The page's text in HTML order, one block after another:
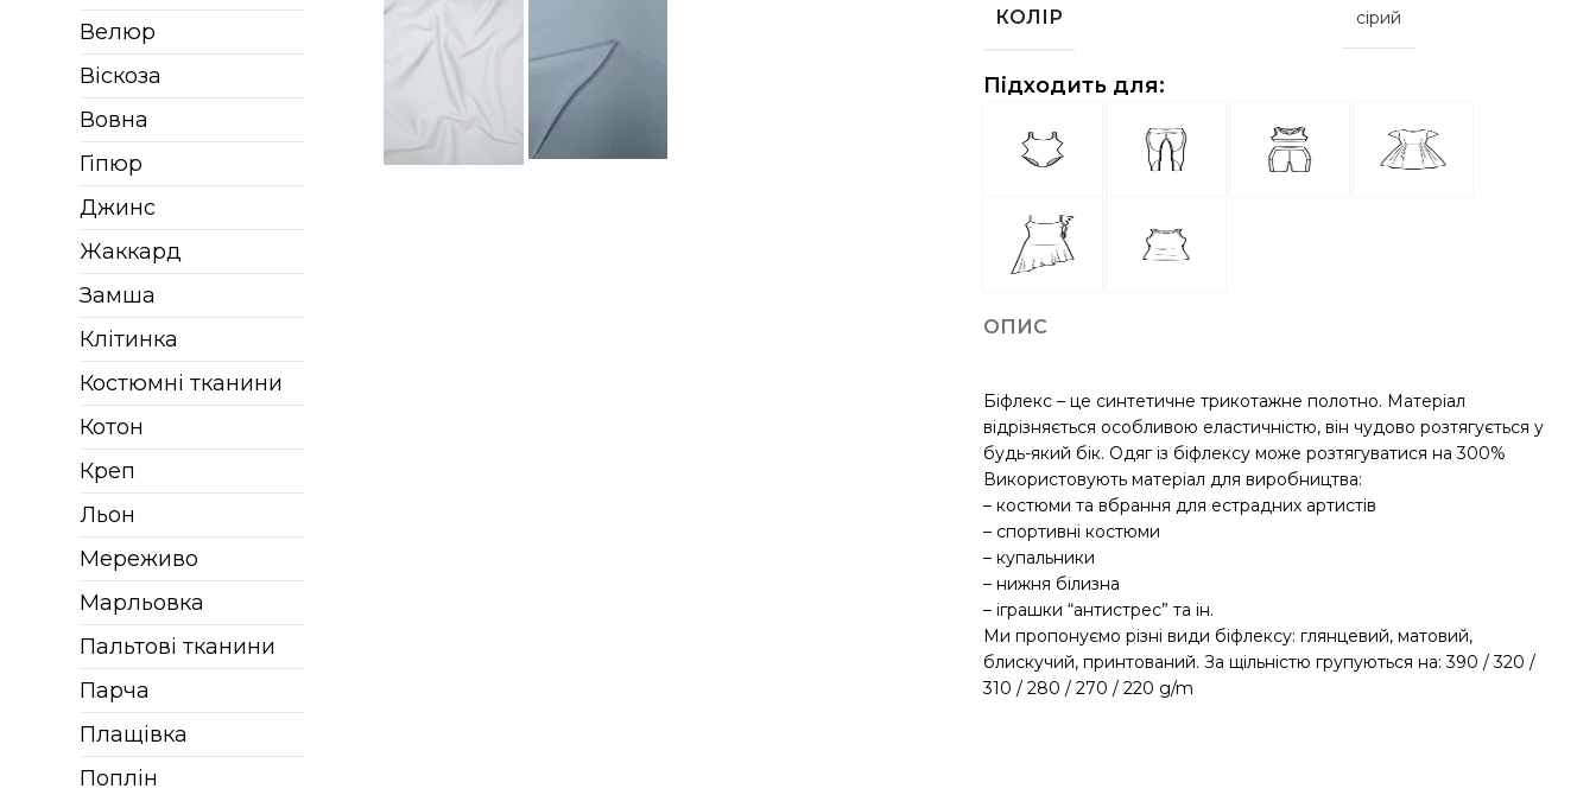
Велюр
Віскоза
Вовна
Гіпюр
Джинс
Жаккард
Замша
Клітинка
Костюмні тканини
Котон
Креп
Льон
Мереживо
Марльовка
Пальтові тканини
Парча
Плащівка
Поплін
КОЛІР сірий
Підходить для:
ОПИС
Біфлекс – це синтетичне трикотажне полотно. Матеріал
відрізняється особливою еластичністю, він чудово розтягується у
будь-який бік. Одяг із біфлексу може розтягуватися на 300%
Використовують матеріал для виробництва:
– костюми та вбрання для естрадних артистів
– спортивні костюми
– купальники
– нижня білизна
– іграшки “антистрес” та ін.
Ми пропонуємо різні види біфлексу: глянцевий, матовий,
блискучий, принтований. За щільністю групуються на: 390 / 320 /
310 / 280 / 270 / 220 g/m